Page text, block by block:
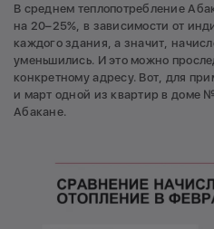
В среднем теплопотребление
на 20–25%, в зависимости от
каждого здания, а значит,
уменьшились. И это можно
конкретному адресу. Вот, для
и март одной из квартир в доме
Абакане.